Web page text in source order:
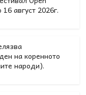
август 2026г.
на коренното
народи).